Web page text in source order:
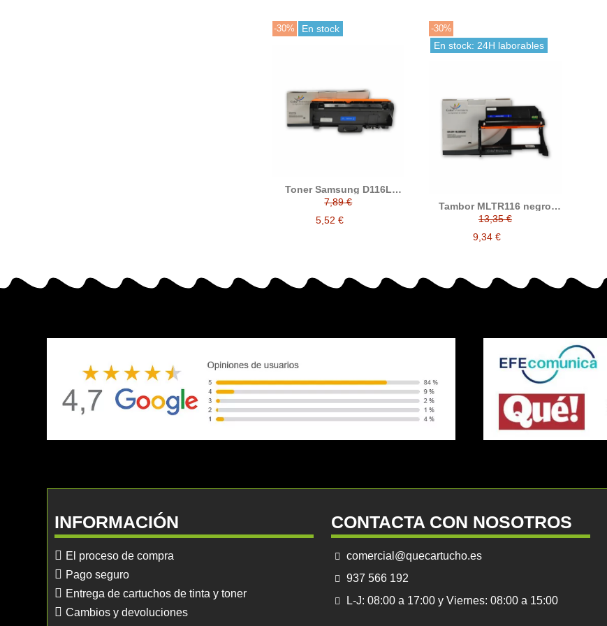
-30% En stock
Toner Samsung D116L
negro compatible
reemplaza a MLT-D116L
7,89 €
5,52 €
-30%
En stock: 24H laborables
Tambor MLTR116 negro
compatible con Samsung
MLT-R116/SEE
13,35 €
9,34 €
INFORMACIÓN
El proceso de compra
Pago seguro
Entrega de cartuchos de tinta y toner
Cambios y devoluciones
CONTACTA CON NOSOTROS
comercial@quecartucho.es
937 566 192
L-J: 08:00 a 17:00 y Viernes: 08:00 a 15:00